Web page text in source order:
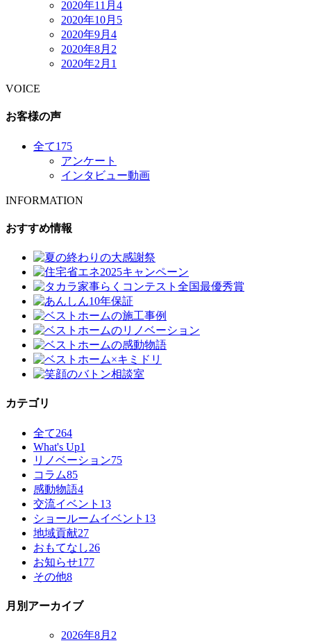
2020年11月 4
2020年10月 5
2020年9月 4
2020年8月 2
2020年2月 1
VOICE
お客様の声
全て175
アンケート
インタビュー動画
INFORMATION
おすすめ情報
カテゴリ
全て264
What's Up1
リノベーション75
コラム85
感動物語4
交流イベント 13
ショールームイベント 13
地域貢献27
おもてなし26
お知らせ177
その他8
月別アーカイブ
2026年8月 2